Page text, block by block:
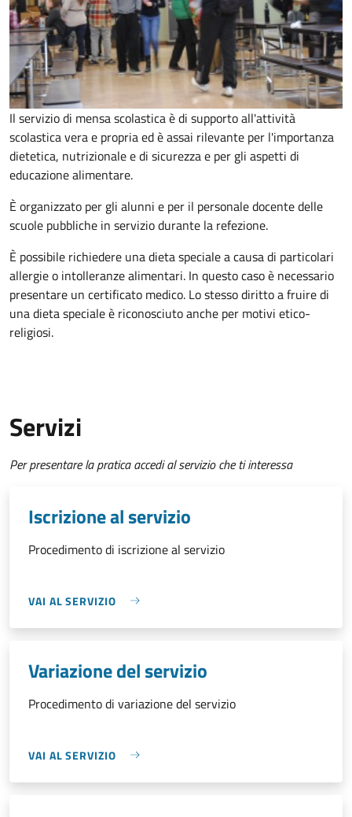
Il servizio di mensa scolastica è di supporto all'attività
scolastica vera e propria ed è assai rilevante per l'importanza
dietetica, nutrizionale e di sicurezza e per gli aspetti di
educazione alimentare.
È organizzato per gli alunni e per il personale docente delle
scuole pubbliche in servizio durante la refezione.
È possibile richiedere una dieta speciale a causa di particolari
allergie o intolleranze alimentari. In questo caso è necessario
presentare un certificato medico. Lo stesso diritto a fruire di
una dieta speciale è riconosciuto anche per motivi etico-
religiosi.
Servizi
Per presentare la pratica accedi al servizio che ti interessa
Iscrizione al servizio
Procedimento di iscrizione al servizio
VAI AL SERVIZIO
Variazione del servizio
Procedimento di variazione del servizio
VAI AL SERVIZIO